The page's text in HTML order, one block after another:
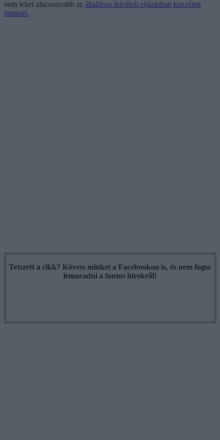
nem lehet alacsonyabb az általános felvételi eljárásban közzétett
limitnél.
Tetszett a cikk? Kövess minket a Facebookon is, és nem fogsz
lemaradni a fontos hírekről!